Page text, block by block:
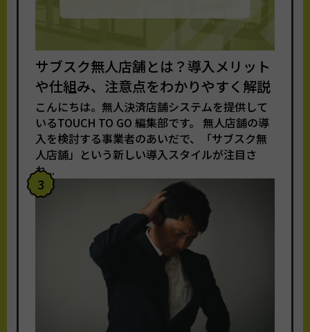
サブスク無人店舗とは？導入メリット
や仕組み、注意点をわかりやすく解説
こんにちは。無人決済店舗システムを提供して
いるTOUCH TO GO 編集部です。 無人店舗の導
入を検討する事業者のあいだで、「サブスク無
人店舗」という新しい導入スタイルが注目さ
れ...
3